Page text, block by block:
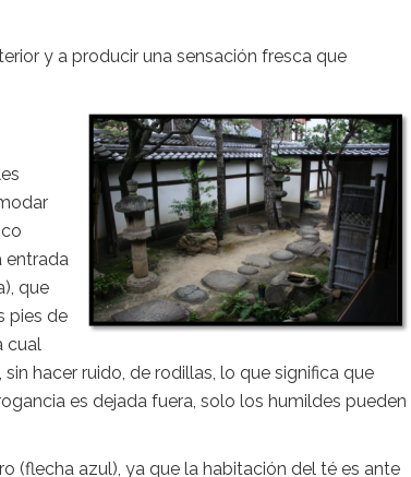
y a producir una sensación fresca que
entrada
que
pies de
cual
hacer ruido, de rodillas, lo que significa que
es dejada fuera, solo los humildes pueden
(flecha azul), ya que la habitación del té es ante